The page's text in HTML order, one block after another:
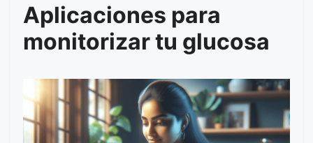
Aplicaciones para
monitorizar tu glucosa